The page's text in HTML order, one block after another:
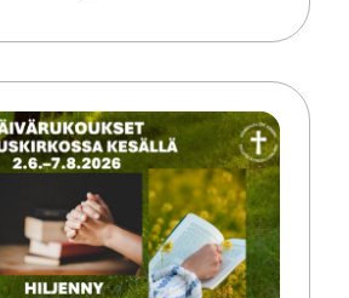
Kesän rukoushetket